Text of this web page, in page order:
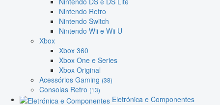
Nintendo Retro
Nintendo Switch
Nintendo Wii e Wii U
Xbox
Xbox 360
Xbox One e Series
Xbox Original
Acessórios Gaming (38)
Consolas Retro (13)
Eletrónica e Componentes